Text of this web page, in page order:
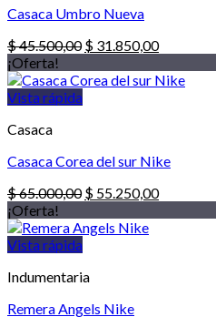
Casaca Umbro Nueva
$45.500,00 El
original
$ 31.850,00El
actual
¡Oferta!
Vista rápida
Casaca
Casaca Corea del sur Nike
$65.000,00 El
original
$ 55.250,00El
¡Oferta!
Vista rápida
Indumentaria
Remera Angels Nike